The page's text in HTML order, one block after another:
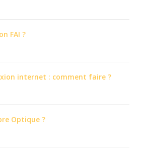
FAI ?
internet : comment faire ?
Optique ?